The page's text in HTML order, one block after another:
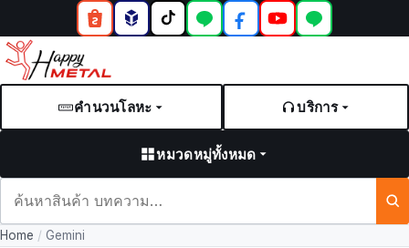
คำนวนโลหะ บริการ
หมวดหมู่ทั้งหมด
และ
Home / Gemini